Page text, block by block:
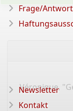
Véronique,
Frage/Antwort
Newsletter
Kontakt